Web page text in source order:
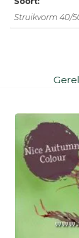
Struikvorm 40/